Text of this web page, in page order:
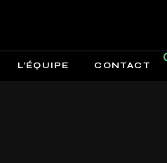
L’ÉQUIPE CONTACT